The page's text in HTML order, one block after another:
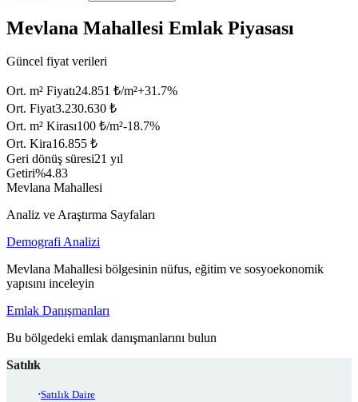
Mevlana Mahallesi Emlak Piyasası
Güncel fiyat verileri
Ort. m² Fiyatı24.851 ₺/m²+31.7%
Ort. Fiyat3.230.630 ₺
Ort. m² Kirası100 ₺/m²-18.7%
Ort. Kira16.855 ₺
Geri dönüş süresi21 yıl
Getiri%4.83
Mevlana Mahallesi
Analiz ve Araştırma Sayfaları
Demografi Analizi
Mevlana Mahallesi bölgesinin nüfus, eğitim ve sosyoekonomik
yapısını inceleyin
Emlak Danışmanları
Bu bölgedeki emlak danışmanlarını bulun
Satılık
Satılık Daire